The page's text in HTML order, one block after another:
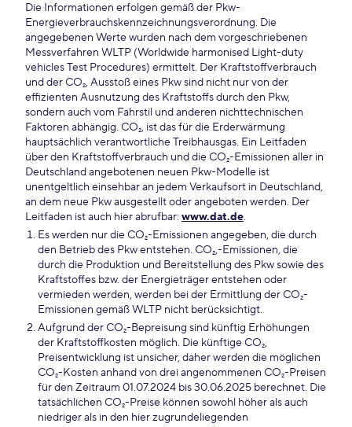
Die Informationen erfolgen gemäß der Pkw-
Energieverbrauchskennzeichnungsverordnung. Die
angegebenen Werte wurden nach dem vorgeschriebenen
Messverfahren WLTP (Worldwide harmonised Light-duty
vehicles Test Procedures) ermittelt. Der Kraftstoffverbrauch
und der CO₂, Ausstoß eines Pkw sind nicht nur von der
effizienten Ausnutzung des Kraftstoffs durch den Pkw,
sondern auch vom Fahrstil und anderen nichttechnischen
Faktoren abhängig. CO₂, ist das für die Erderwärmung
hauptsächlich verantwortliche Treibhausgas. Ein Leitfaden
über den Kraftstoffverbrauch und die CO₂-Emissionen aller in
Deutschland angebotenen neuen Pkw-Modelle ist
unentgeltlich einsehbar an jedem Verkaufsort in Deutschland,
an dem neue Pkw ausgestellt oder angeboten werden. Der
Leitfaden ist auch hier abrufbar: www.dat.de.
Es werden nur die CO₂-Emissionen angegeben, die durch
den Betrieb des Pkw entstehen. CO₂,-Emissionen, die
durch die Produktion und Bereitstellung des Pkw sowie des
Kraftstoffes bzw. der Energieträger entstehen oder
vermieden werden, werden bei der Ermittlung der CO₂-
Emissionen gemäß WLTP nicht berücksichtigt.
Aufgrund der CO₂-Bepreisung sind künftig Erhöhungen
der Kraftstoffkosten möglich. Die künftige CO₂,
Preisentwicklung ist unsicher, daher werden die möglichen
CO₂-Kosten anhand von drei angenommenen CO₂-Preisen
für den Zeitraum 01.07.2024 bis 30.06.2025 berechnet. Die
tatsächlichen CO₂-Preise können sowohl höher als auch
niedriger als in den hier zugrundeliegenden